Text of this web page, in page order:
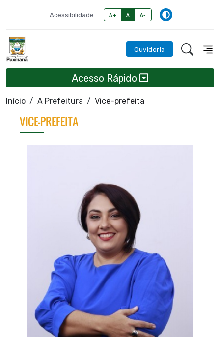
Acessibilidade A+ A A-
Ouvidoria
Acesso Rápido
Início A Prefeitura Vice-prefeita
VICE-PREFEITA